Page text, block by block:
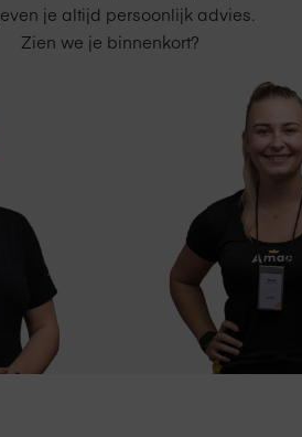
je altijd persoonlijk advies.
Zien we je binnenkort?